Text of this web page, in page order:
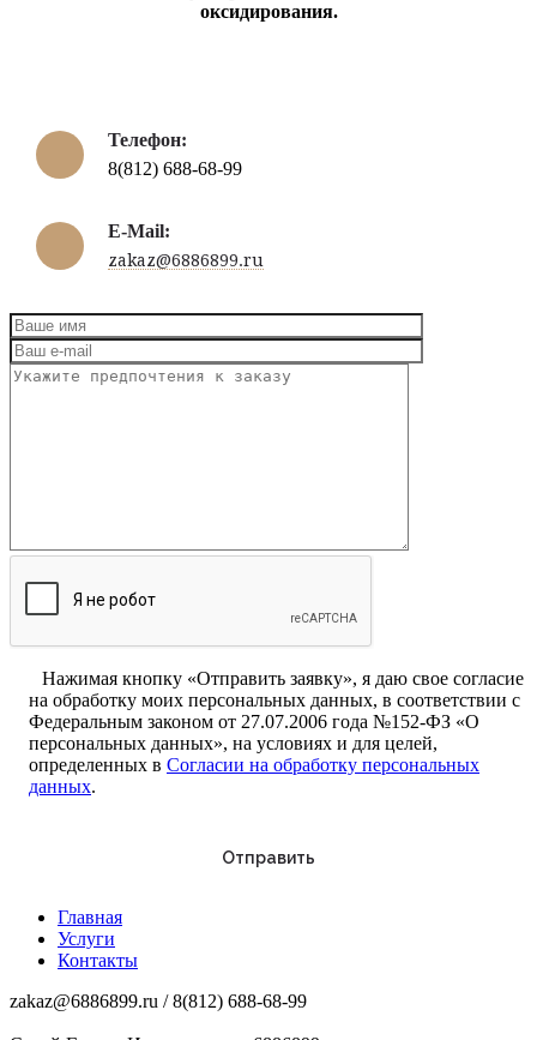
оксидирования.
Телефон:
8(812) 688-68-99
E-Mail:
zakaz@6886899.ru
Нажимая кнопку «Отправить заявку», я даю свое согласие
на обработку моих персональных данных, в соответствии с
Федеральным законом от 27.07.2006 года №152-ФЗ «О
персональных данных», на условиях и для целей,
определенных в Согласии на обработку персональных
данных.
Главная
Услуги
Контакты
zakaz@6886899.ru / 8(812) 688-68-99